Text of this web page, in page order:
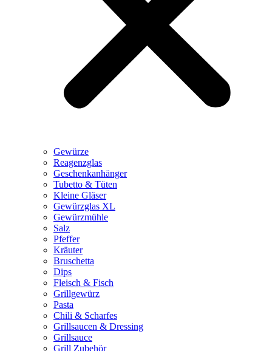
Gewürze
Reagenzglas
Geschenkanhänger
Tubetto & Tüten
Kleine Gläser
Gewürzglas XL
Gewürzmühle
Salz
Pfeffer
Kräuter
Bruschetta
Dips
Fleisch & Fisch
Grillgewürz
Pasta
Chili & Scharfes
Grillsaucen & Dressing
Grillsauce
Grill Zubehör